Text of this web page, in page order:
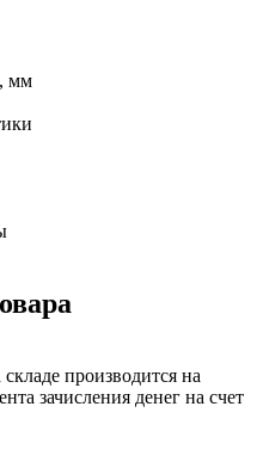
мм
производится на
зачисления денег на счет